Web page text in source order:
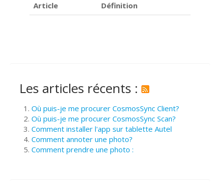
Article Définition
Les articles récents :
Où puis-je me procurer CosmosSync Client?
Où puis-je me procurer CosmosSync Scan?
Comment installer l'app sur tablette Autel
Comment annoter une photo?
Comment prendre une photo :